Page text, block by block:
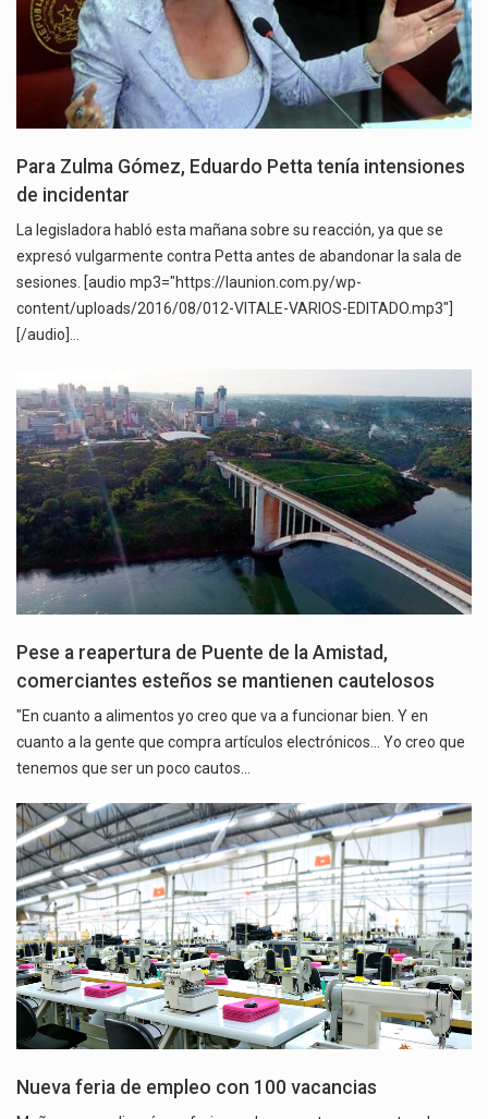
Para Zulma Gómez, Eduardo Petta tenía intensiones
de incidentar
La legisladora habló esta mañana sobre su reacción, ya que se
expresó vulgarmente contra Petta antes de abandonar la sala de
sesiones. [audio mp3="https://launion.com.py/wp-
content/uploads/2016/08/012-VITALE-VARIOS-EDITADO.mp3"]
[/audio]…
Pese a reapertura de Puente de la Amistad,
comerciantes esteños se mantienen cautelosos
"En cuanto a alimentos yo creo que va a funcionar bien. Y en
cuanto a la gente que compra artículos electrónicos... Yo creo que
tenemos que ser un poco cautos…
Nueva feria de empleo con 100 vacancias